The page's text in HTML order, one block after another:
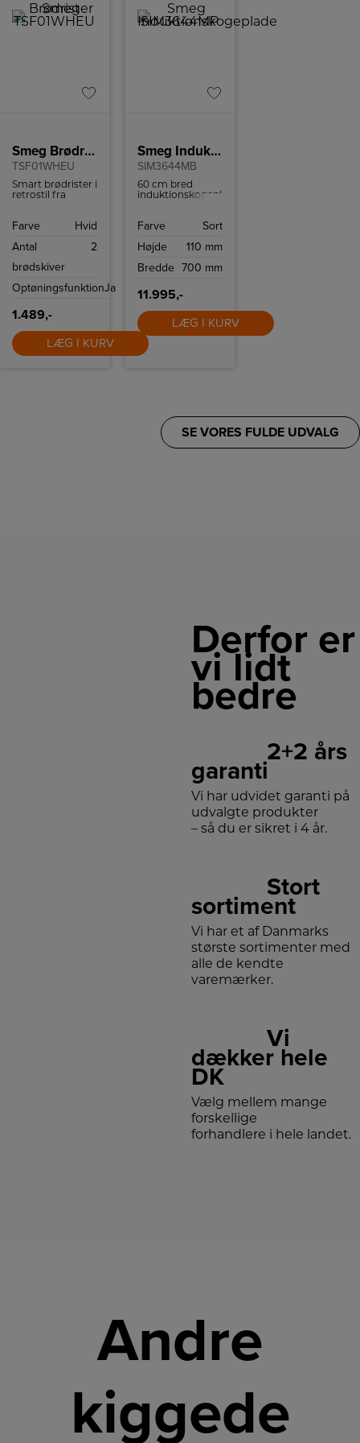
Smeg Brødrister
TSF01WHEU
Smart brødrister i
retrostil fra
6
og high-lift
Farve
Hvid
Antal
brødskiver
2
OptøningsfunktionJa
1.489,-
LÆG I KURV
Smeg Induktionskogeplade SIM3644MP
SIM3644MB
60 cm bred
induktionskogeplade
og en keramisk
med lige kanter.
Farve
Sort
Højde
110 mm
Bredde 700 mm
11.995,-
LÆG I KURV
SE VORES FULDE UDVALG
Derfor er
vi lidt
bedre
2+2 års
garanti
Vi har udvidet garanti på
udvalgte produkter
– så du er sikret i 4 år.
Stort
sortiment
Vi har et af Danmarks
største sortimenter med
alle de kendte
varemærker.
Vi
dækker hele
DK
Vælg mellem mange
forskellige
forhandlere i hele landet.
Andre
kiggede